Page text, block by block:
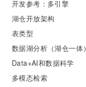
开发参考：多引擎
湖仓开放架构
表类型
数据湖分析（湖仓一体）
Data+AI和数据科学
多模态检索
终端用户计算
Serverless
迁移与运维管理